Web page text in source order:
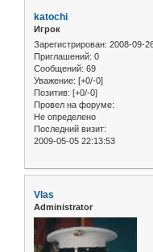
katochi
Игрок
Зарегистрирован: 2008-09-
Приглашений: 0
Сообщений: 69
Уважение: [+0/-0]
Позитив: [+0/-0]
Провел на форуме:
Не определено
Последний визит:
2009-05-05 22:13:53
Vlas
Administrator